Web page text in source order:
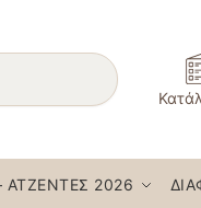
Αναζήτηση
ΑΤΖΈΝΤΕΣ 2026